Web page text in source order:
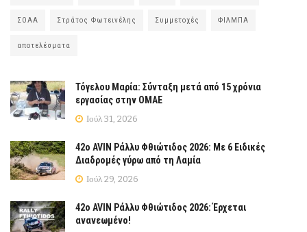
ΣΟΑΑ Στράτος Φωτεινέλης Συμμετοχές ΦΙΛΜΠΑ
αποτελέσματα
Τόγελου Μαρία: Σύνταξη μετά από 15 χρόνια
εργασίας στην ΟΜΑΕ
Ιούλ 31, 2026
42ο AVIN Ράλλυ Φθιώτιδος 2026: Με 6 Ειδικές
Διαδρομές γύρω από τη Λαμία
Ιούλ 29, 2026
42ο AVIN Ράλλυ Φθιώτιδος 2026: Έρχεται
ανανεωμένο!